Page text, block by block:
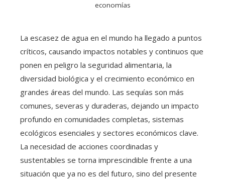
economías
La escasez de agua en el mundo ha llegado a puntos
críticos, causando impactos notables y continuos que
ponen en peligro la seguridad alimentaria, la
diversidad biológica y el crecimiento económico en
grandes áreas del mundo. Las sequías son más
comunes, severas y duraderas, dejando un impacto
profundo en comunidades completas, sistemas
ecológicos esenciales y sectores económicos clave.
La necesidad de acciones coordinadas y
sustentables se torna imprescindible frente a una
situación que ya no es del futuro, sino del presente